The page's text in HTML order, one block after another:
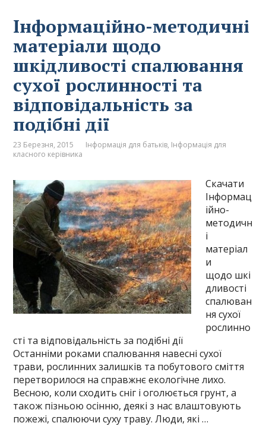
Інформаційно-методичні
матеріали щодо
шкідливості спалювання
сухої рослинності та
відповідальність за
подібні дії
23 Березня, 2015 Інформація для батьків, Інформація для
класного керівника
Скачати
Інформац
ійно-
методичн
і
матеріал
и
щодо шкі
дливості
спалюван
ня сухої
рослинно
сті та відповідальність за подібні дії
Останніми роками спалювання навесні сухої
трави, рослинних залишків та побутового сміття
перетворилося на справжнє екологічне лихо.
Весною, коли сходить сніг і оголюється грунт, а
також пізньою осінню, деякі з нас влаштовують
пожежі, спалюючи суху траву. Люди, які …